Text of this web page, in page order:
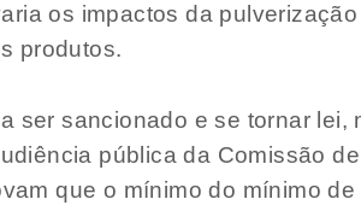
os impactos da
produtos.
ser sancionado e se tornar
pública da Comissão
que o mínimo do mínimo